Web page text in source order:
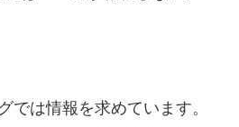
では情報を求めています。